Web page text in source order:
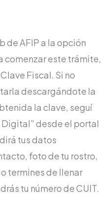
deAFIPa la opción
comenzar este trámite,
Fiscal. Si no
descargándote la
la clave, seguí
Digital” desde el portal
tus datos
foto de tu rostro,
termines de llenar
tu número de CUIT.